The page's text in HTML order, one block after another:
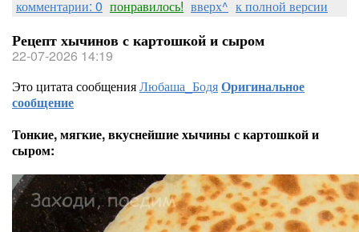
комментарии: 0 понравилось! вверх^ к полной версии
Рецепт хычинов с картошкой и сыром
22-07-2026 14:19
Это цитата сообщенияЛюбаша_БодяОригинальное
сообщение
Тонкие, мягкие, вкуснейшие хычины с картошкой и
сыром: